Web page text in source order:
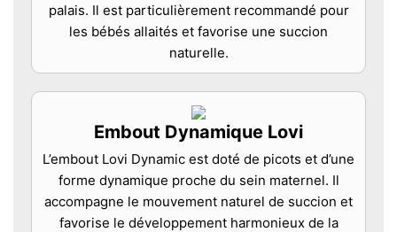
palais. Il est particulièrement recommandé pour
les bébés allaités et favorise une succion
naturelle.
Embout Dynamique Lovi
L’embout Lovi Dynamic est doté de picots et d’une
forme dynamique proche du sein maternel. Il
accompagne le mouvement naturel de succion et
favorise le développement harmonieux de la